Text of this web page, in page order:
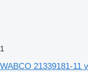
1
WABCO 21339181-11